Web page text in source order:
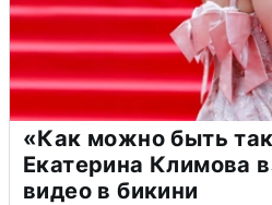
«Как можно быть
Екатерина Климова
видео в бикини